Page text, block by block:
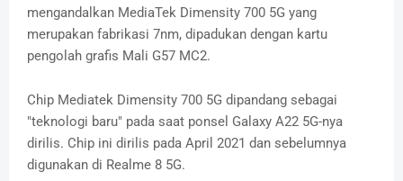
mengandalkan MediaTek Dimensity 700 5G yang
merupakan fabrikasi 7nm, dipadukan dengan kartu
pengolah grafis Mali G57 MC2.
Chip Mediatek Dimensity 700 5G dipandang sebagai
"teknologi baru" pada saat ponsel Galaxy A22 5G-nya
dirilis. Chip ini dirilis pada April 2021 dan sebelumnya
digunakan di Realme 8 5G.